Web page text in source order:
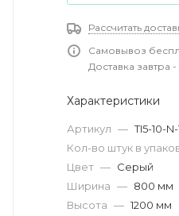
Рассчитать
Самовывоз
Доставка завтра
Характеристики
Артикул — TI5-10-
Кол-во штук в
Цвет — Серый
Ширина — 800 мм
Высота — 1200 мм